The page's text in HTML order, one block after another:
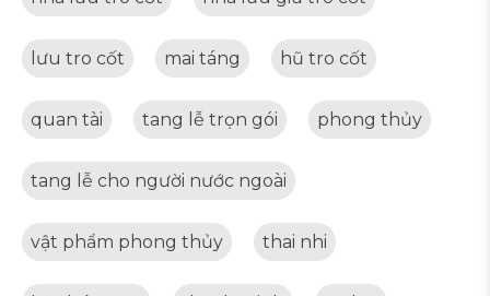
lưu tro cốt mai táng hũ tro cốt
quan tài tang lễ trọn gói phong thủy
tang lễ cho người nước ngoài
vật phẩm phong thủy thai nhi